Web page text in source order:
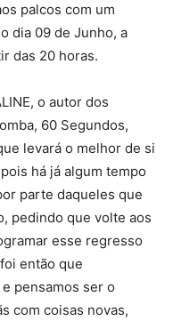
palcos com um
dia 09 de Junho, a
das 20 horas.
o autor dos
60 Segundos,
levará o melhor de si
há já algum tempo
parte daqueles que
pedindo que volte aos
esse regresso
então que
pensamos ser o
com coisas novas,